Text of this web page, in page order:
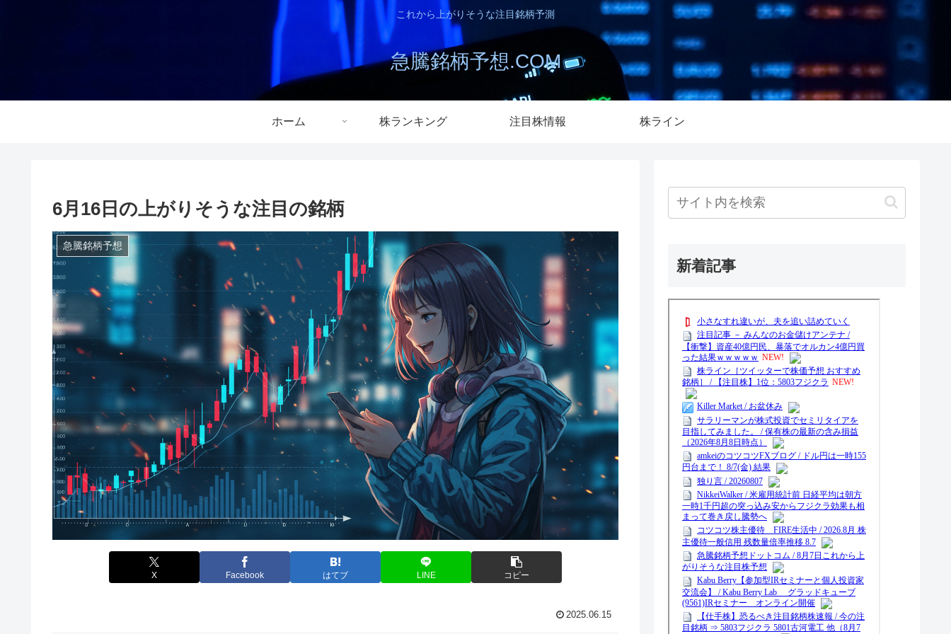
これから上がりそうな注目銘柄予測
急騰銘柄予想.COM
ホーム 株ランキング 注目株情報 株ライン
6月16日の上がりそうな注目の銘柄
急騰銘柄予想
X Facebook はてブ LINE コピー
2025.06.15
新着記事